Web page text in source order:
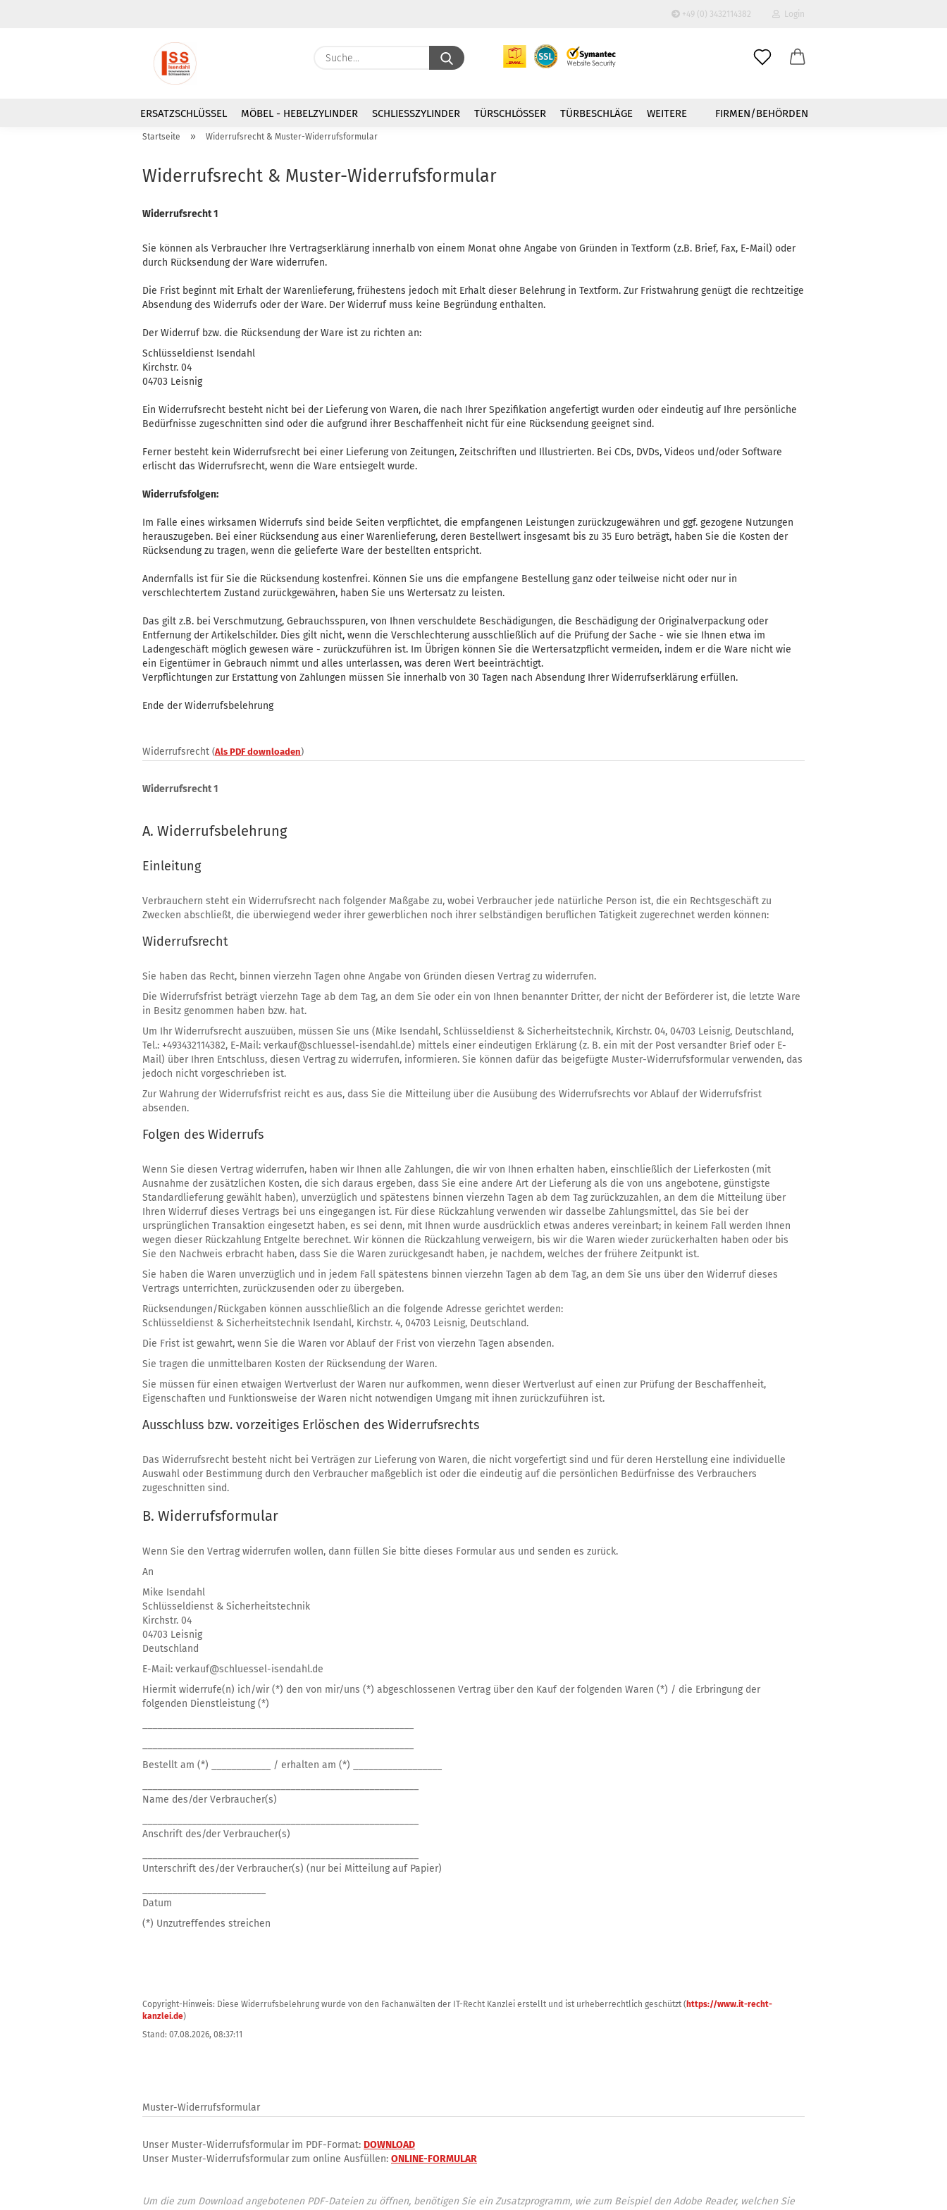
+49 (0) 3432114382 Login
Suche...
ERSATZSCHLÜSSEL MÖBEL - HEBELZYLINDER SCHLIESSZYLINDER TÜRSCHLÖSSER TÜRBESCHLÄGE FIRMEN/BEHÖRDEN
WEITERE
Startseite » Widerrufsrecht & Muster-Widerrufsformular
Widerrufsrecht & Muster-Widerrufsformular
Widerrufsrecht 1
Sie können als Verbraucher Ihre Vertragserklärung innerhalb von einem Monat ohne Angabe von Gründen in Textform (z.B. Brief, Fax, E-Mail) oder
durch Rücksendung der Ware widerrufen.
Die Frist beginnt mit Erhalt der Warenlieferung, frühestens jedoch mit Erhalt dieser Belehrung in Textform. Zur Fristwahrung genügt die rechtzeitige
Absendung des Widerrufs oder der Ware. Der Widerruf muss keine Begründung enthalten.
Der Widerruf bzw. die Rücksendung der Ware ist zu richten an:
Schlüsseldienst Isendahl
Kirchstr. 04
04703 Leisnig
Ein Widerrufsrecht besteht nicht bei der Lieferung von Waren, die nach Ihrer Spezifikation angefertigt wurden oder eindeutig auf Ihre persönliche
Bedürfnisse zugeschnitten sind oder die aufgrund ihrer Beschaffenheit nicht für eine Rücksendung geeignet sind.
Ferner besteht kein Widerrufsrecht bei einer Lieferung von Zeitungen, Zeitschriften und Illustrierten. Bei CDs, DVDs, Videos und/oder Software
erlischt das Widerrufsrecht, wenn die Ware entsiegelt wurde.
Widerrufsfolgen:
Im Falle eines wirksamen Widerrufs sind beide Seiten verpflichtet, die empfangenen Leistungen zurückzugewähren und ggf. gezogene Nutzungen
herauszugeben. Bei einer Rücksendung aus einer Warenlieferung, deren Bestellwert insgesamt bis zu 35 Euro beträgt, haben Sie die Kosten der
Rücksendung zu tragen, wenn die gelieferte Ware der bestellten entspricht.
Andernfalls ist für Sie die Rücksendung kostenfrei. Können Sie uns die empfangene Bestellung ganz oder teilweise nicht oder nur in
verschlechtertem Zustand zurückgewähren, haben Sie uns Wertersatz zu leisten.
Das gilt z.B. bei Verschmutzung, Gebrauchsspuren, von Ihnen verschuldete Beschädigungen, die Beschädigung der Originalverpackung oder
Entfernung der Artikelschilder. Dies gilt nicht, wenn die Verschlechterung ausschließlich auf die Prüfung der Sache - wie sie Ihnen etwa im
Ladengeschäft möglich gewesen wäre - zurückzuführen ist. Im Übrigen können Sie die Wertersatzpflicht vermeiden, indem er die Ware nicht wie
ein Eigentümer in Gebrauch nimmt und alles unterlassen, was deren Wert beeinträchtigt.
Verpflichtungen zur Erstattung von Zahlungen müssen Sie innerhalb von 30 Tagen nach Absendung Ihrer Widerrufserklärung erfüllen.
Ende der Widerrufsbelehrung
Widerrufsrecht (Als PDF downloaden)
Widerrufsrecht 1
A. Widerrufsbelehrung
Einleitung
Verbrauchern steht ein Widerrufsrecht nach folgender Maßgabe zu, wobei Verbraucher jede natürliche Person ist, die ein Rechtsgeschäft zu
Zwecken abschließt, die überwiegend weder ihrer gewerblichen noch ihrer selbständigen beruflichen Tätigkeit zugerechnet werden können:
Widerrufsrecht
Sie haben das Recht, binnen vierzehn Tagen ohne Angabe von Gründen diesen Vertrag zu widerrufen.
Die Widerrufsfrist beträgt vierzehn Tage ab dem Tag, an dem Sie oder ein von Ihnen benannter Dritter, der nicht der Beförderer ist, die letzte Ware
in Besitz genommen haben bzw. hat.
Um Ihr Widerrufsrecht auszuüben, müssen Sie uns (Mike Isendahl, Schlüsseldienst & Sicherheitstechnik, Kirchstr. 04, 04703 Leisnig, Deutschland,
Tel.: +493432114382, E-Mail: verkauf@schluessel-isendahl.de) mittels einer eindeutigen Erklärung (z. B. ein mit der Post versandter Brief oder E-
Mail) über Ihren Entschluss, diesen Vertrag zu widerrufen, informieren. Sie können dafür das beigefügte Muster-Widerrufsformular verwenden, das
jedoch nicht vorgeschrieben ist.
Zur Wahrung der Widerrufsfrist reicht es aus, dass Sie die Mitteilung über die Ausübung des Widerrufsrechts vor Ablauf der Widerrufsfrist
absenden.
Folgen des Widerrufs
Wenn Sie diesen Vertrag widerrufen, haben wir Ihnen alle Zahlungen, die wir von Ihnen erhalten haben, einschließlich der Lieferkosten (mit
Ausnahme der zusätzlichen Kosten, die sich daraus ergeben, dass Sie eine andere Art der Lieferung als die von uns angebotene, günstigste
Standardlieferung gewählt haben), unverzüglich und spätestens binnen vierzehn Tagen ab dem Tag zurückzuzahlen, an dem die Mitteilung über
Ihren Widerruf dieses Vertrags bei uns eingegangen ist. Für diese Rückzahlung verwenden wir dasselbe Zahlungsmittel, das Sie bei der
ursprünglichen Transaktion eingesetzt haben, es sei denn, mit Ihnen wurde ausdrücklich etwas anderes vereinbart; in keinem Fall werden Ihnen
wegen dieser Rückzahlung Entgelte berechnet. Wir können die Rückzahlung verweigern, bis wir die Waren wieder zurückerhalten haben oder bis
Sie den Nachweis erbracht haben, dass Sie die Waren zurückgesandt haben, je nachdem, welches der frühere Zeitpunkt ist.
Sie haben die Waren unverzüglich und in jedem Fall spätestens binnen vierzehn Tagen ab dem Tag, an dem Sie uns über den Widerruf dieses
Vertrags unterrichten, zurückzusenden oder zu übergeben.
Rücksendungen/Rückgaben können ausschließlich an die folgende Adresse gerichtet werden:
Schlüsseldienst & Sicherheitstechnik Isendahl, Kirchstr. 4, 04703 Leisnig, Deutschland.
Die Frist ist gewahrt, wenn Sie die Waren vor Ablauf der Frist von vierzehn Tagen absenden.
Sie tragen die unmittelbaren Kosten der Rücksendung der Waren.
Sie müssen für einen etwaigen Wertverlust der Waren nur aufkommen, wenn dieser Wertverlust auf einen zur Prüfung der Beschaffenheit,
Eigenschaften und Funktionsweise der Waren nicht notwendigen Umgang mit ihnen zurückzuführen ist.
Ausschluss bzw. vorzeitiges Erlöschen des Widerrufsrechts
Das Widerrufsrecht besteht nicht bei Verträgen zur Lieferung von Waren, die nicht vorgefertigt sind und für deren Herstellung eine individuelle
Auswahl oder Bestimmung durch den Verbraucher maßgeblich ist oder die eindeutig auf die persönlichen Bedürfnisse des Verbrauchers
zugeschnitten sind.
B. Widerrufsformular
Wenn Sie den Vertrag widerrufen wollen, dann füllen Sie bitte dieses Formular aus und senden es zurück.
An
Mike Isendahl
Schlüsseldienst & Sicherheitstechnik
Kirchstr. 04
04703 Leisnig
Deutschland
E-Mail: verkauf@schluessel-isendahl.de
Hiermit widerrufe(n) ich/wir (*) den von mir/uns (*) abgeschlossenen Vertrag über den Kauf der folgenden Waren (*) / die Erbringung der
folgenden Dienstleistung (*)
Bestellt am (*) ____________ / erhalten am (*) __________________
Name des/der Verbraucher(s)
Anschrift des/der Verbraucher(s)
Unterschrift des/der Verbraucher(s) (nur bei Mitteilung auf Papier)
Datum
(*) Unzutreffendes streichen
Copyright-Hinweis: Diese Widerrufsbelehrung wurde von den Fachanwälten der IT-Recht Kanzlei erstellt und ist urheberrechtlich geschützt ( https://www.it-recht-
kanzlei.de)
Stand: 07.08.2026, 08:37:11
Muster-Widerrufsformular
Unser Muster-Widerrufsformular im PDF-Format: DOWNLOAD
Unser Muster-Widerrufsformular zum online Ausfüllen: ONLINE-FORMULAR
Um die zum Download angebotenen PDF-Dateien zu öffnen, benötigen Sie ein Zusatzprogramm, wie zum Beispiel den Adobe Reader, welchen Sie